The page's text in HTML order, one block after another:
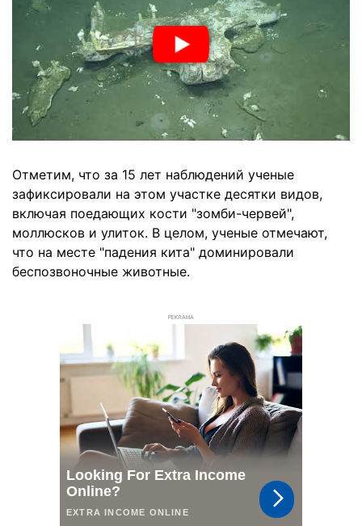
Отметим, что за 15 лет наблюдений ученые
зафиксировали на этом участке десятки видов,
включая поедающих кости "зомби-червей",
моллюсков и улиток. В целом, ученые отмечают,
что на месте "падения кита" доминировали
беспозвоночные животные.
РЕКЛАМА